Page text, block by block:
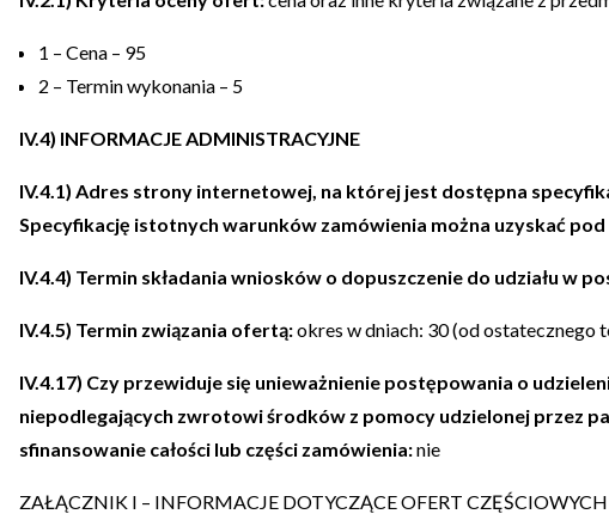
1 – Cena – 95
2 – Termin wykonania – 5
IV.4) INFORMACJE ADMINISTRACYJNE
IV.4.1) Adres strony internetowej, na której jest dostępna
Specyfikację istotnych warunków zamówienia można uzyskać
IV.4.4) Termin składania wniosków o dopuszczenie do udziału w
IV.4.5) Termin związania ofertą:okres w dniach: 30 (od ostatecznego
IV.4.17) Czy przewiduje się unieważnienie postępowania o
niepodlegających zwrotowi środków z pomocy udzielonej przez
sfinansowanie całości lub części zamówienia:nie
ZAŁĄCZNIK I – INFORMACJE DOTYCZĄCE OFERT CZĘŚCIOWYCH